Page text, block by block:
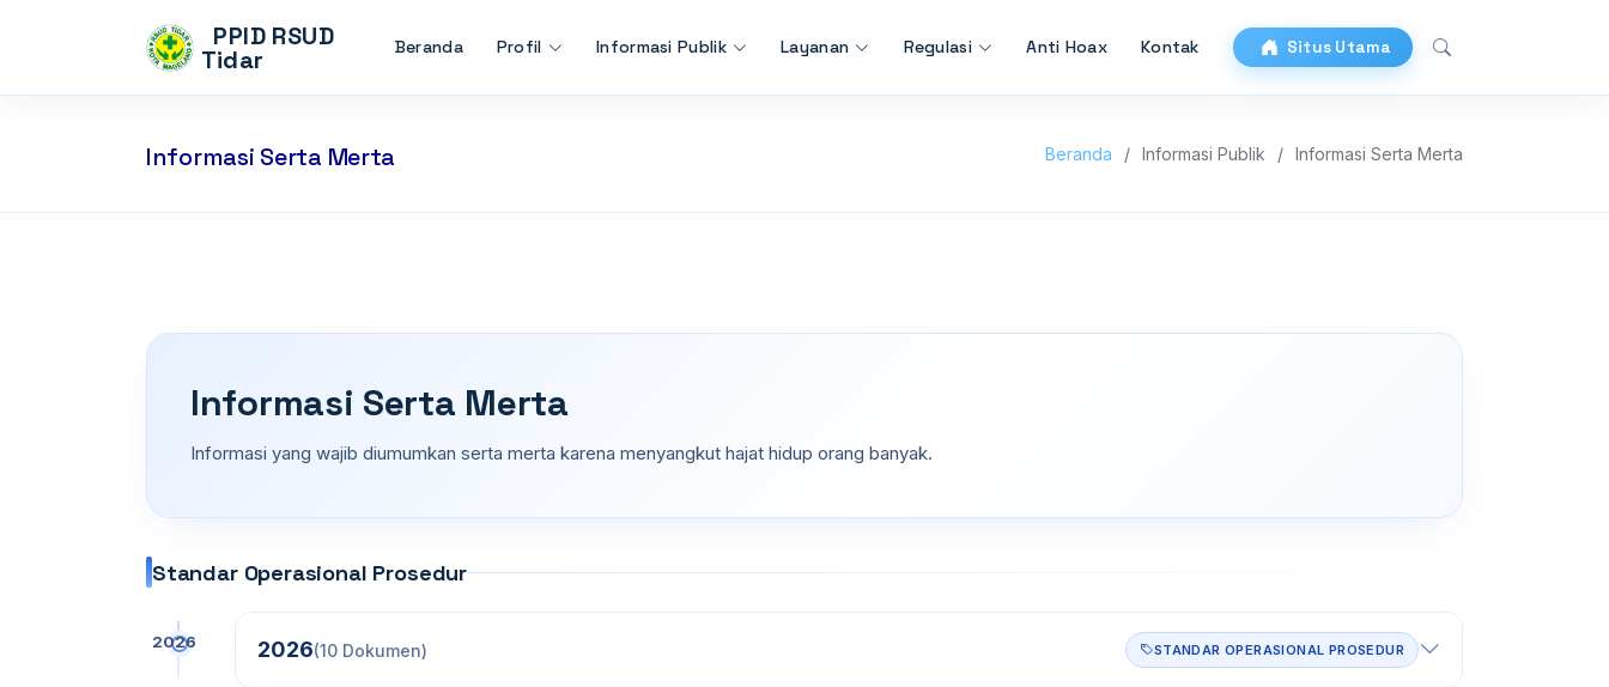
PPID RSUD
Tidar Beranda Profil Informasi Publik Layanan Regulasi Anti Hoax Kontak Situs Utama
Informasi Serta Merta Beranda Informasi Publik Informasi Serta Merta
Informasi Serta Merta
Informasi yang wajib diumumkan serta merta karena menyangkut hajat hidup orang banyak.
Standar Operasional Prosedur
2026 2026(10 Dokumen) STANDAR OPERASIONAL PROSEDUR